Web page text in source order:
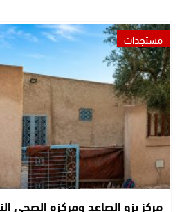
مستجدات
مركز بزو الصاعد ومركزه الصحي